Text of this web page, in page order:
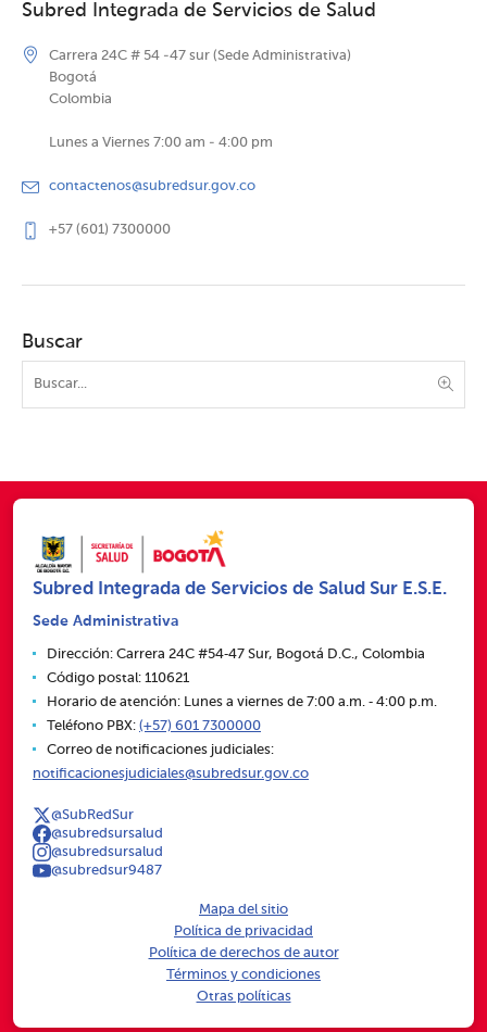
Subred Integrada de Servicios de Salud
Carrera 24C # 54 -47 sur (Sede Administrativa)
Bogotá
Colombia
Lunes a Viernes 7:00 am - 4:00 pm
contactenos@subredsur.gov.co
+57 (601) 7300000
Buscar
Subred Integrada de Servicios de Salud Sur E.S.E.
Sede Administrativa
Dirección: Carrera 24C #54‑47 Sur, Bogotá D.C., Colombia
Código postal: 110621
Horario de atención: Lunes a viernes de 7:00 a.m. ‑ 4:00 p.m.
Teléfono PBX: (+57) 601 7300000
Correo de notificaciones judiciales:
notificacionesjudiciales@subredsur.gov.co
@SubRedSur
@subredsursalud
@subredsursalud
@subredsur9487
Mapa del sitio
Política de privacidad
Política de derechos de autor
Términos y condiciones
Otras políticas